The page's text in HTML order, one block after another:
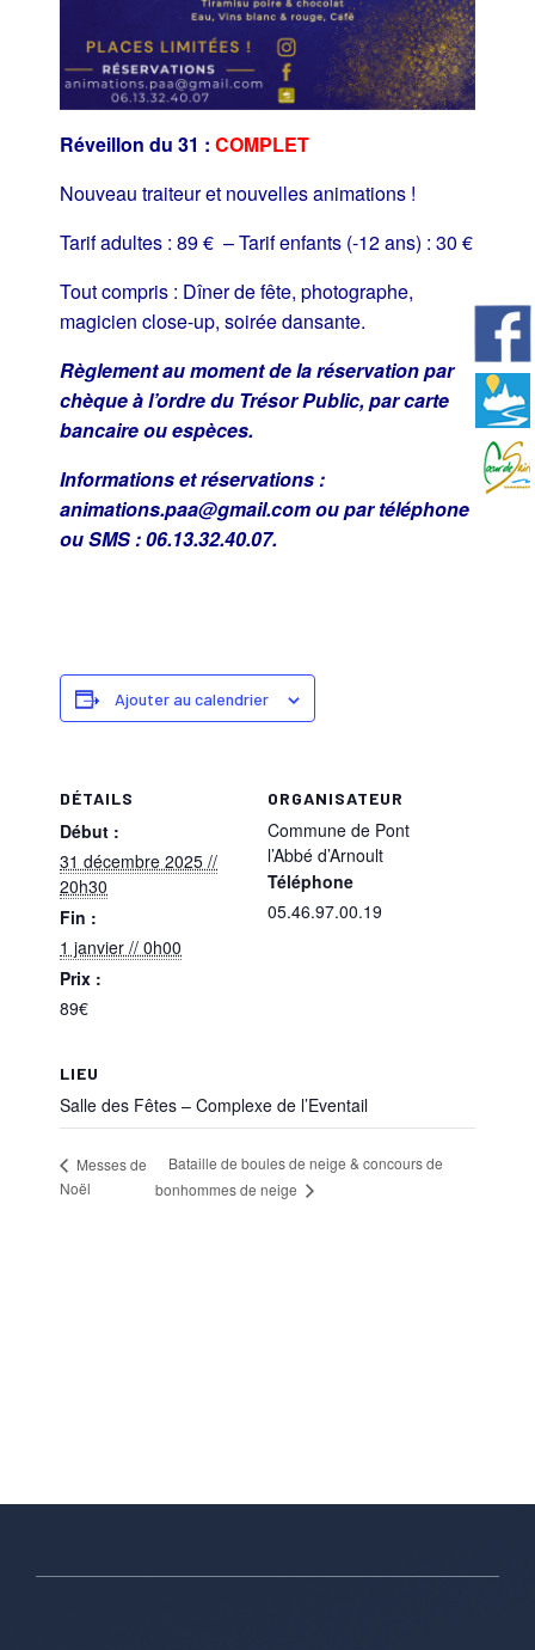
Réveillon du 31 : COMPLET
Nouveau traiteur et nouvelles animations !
Tarif adultes : 89 € –Tarif enfants (-12 ans) : 30 €
Tout compris : Dîner de fête, photographe,
magicien close-up, soirée dansante.
Règlement au moment de la réservation par
chèque à l’ordre du Trésor Public, par carte
bancaire ou espèces.
Informations et réservations :
animations.paa@gmail.com ou par téléphone
ou SMS : 06.13.32.40.07.
Ajouter au calendrier
DÉTAILS
Début :
31 décembre 2025 //
20h30
Fin :
1 janvier // 0h00
Prix :
89€
ORGANISATEUR
Commune de Pont
l’Abbé d’Arnoult
Téléphone
05.46.97.00.19
LIEU
Salle des Fêtes – Complexe de l’Eventail
Messes de
Noël
Bataille de boules de neige & concours de
bonhommes de neige